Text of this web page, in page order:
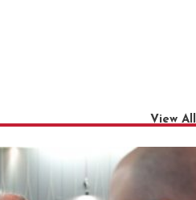
View All